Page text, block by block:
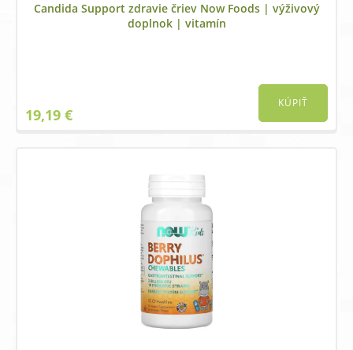
Candida Support zdravie čriev Now Foods | výživový
doplnok | vitamín
19,19 €
KÚPIŤ